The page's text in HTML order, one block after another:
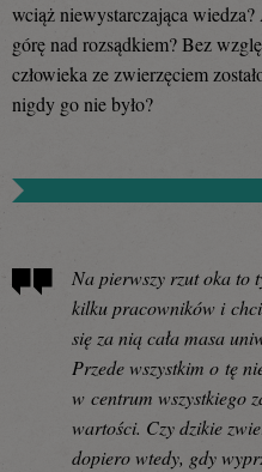
wciąż niewystarczająca
górę nad rozsądkiem? Bez
człowieka ze zwierzęciem
nigdy go nie było?
Na pierwszy rzut oka to
kilku pracowników i
się za nią cała masa
Przede wszystkim o tę
w centrum wszystkiego
wartości. Czy dzikie
dopiero wtedy, gdy